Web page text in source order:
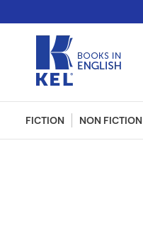
FICTION NON FICTION